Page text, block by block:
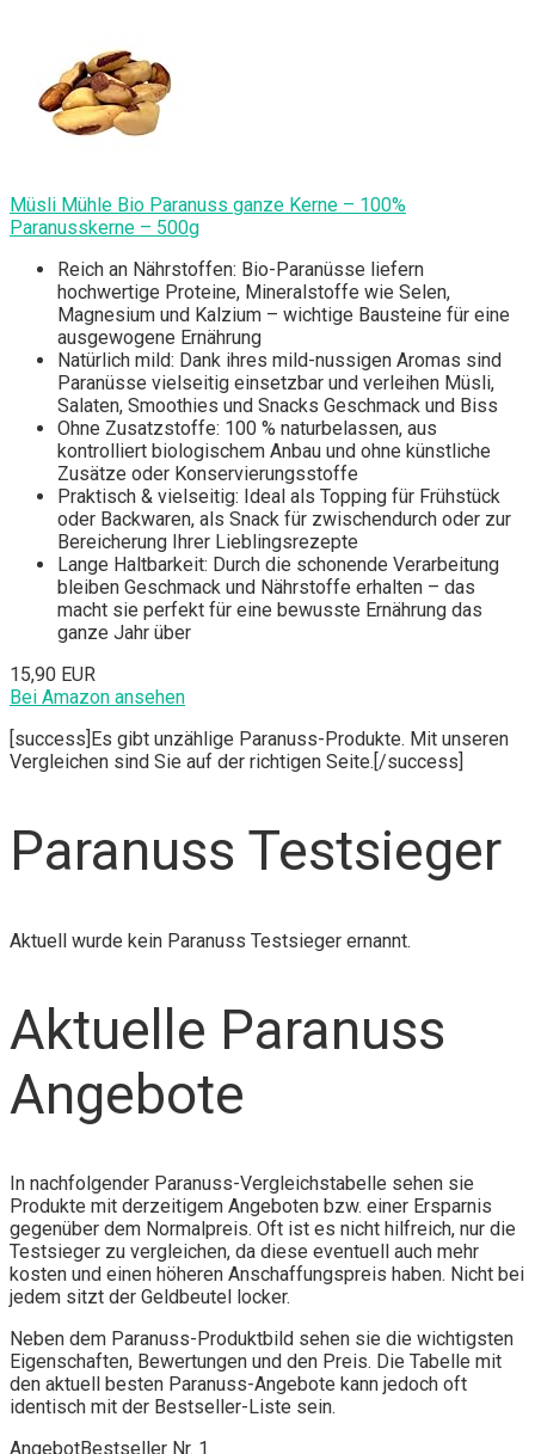
Müsli Mühle Bio Paranuss ganze Kerne – 100%
Paranusskerne – 500g
Reich an Nährstoffen: Bio-Paranüsse liefern
hochwertige Proteine, Mineralstoffe wie Selen,
Magnesium und Kalzium – wichtige Bausteine für eine
ausgewogene Ernährung
Natürlich mild: Dank ihres mild-nussigen Aromas sind
Paranüsse vielseitig einsetzbar und verleihen Müsli,
Salaten, Smoothies und Snacks Geschmack und Biss
Ohne Zusatzstoffe: 100 % naturbelassen, aus
kontrolliert biologischem Anbau und ohne künstliche
Zusätze oder Konservierungsstoffe
Praktisch & vielseitig: Ideal als Topping für Frühstück
oder Backwaren, als Snack für zwischendurch oder zur
Bereicherung Ihrer Lieblingsrezepte
Lange Haltbarkeit: Durch die schonende Verarbeitung
bleiben Geschmack und Nährstoffe erhalten – das
macht sie perfekt für eine bewusste Ernährung das
ganze Jahr über
15,90 EUR
Bei Amazon ansehen
[success]Es gibt unzählige Paranuss-Produkte. Mit unseren
Vergleichen sind Sie auf der richtigen Seite.[/success]
Paranuss Testsieger
Aktuell wurde kein Paranuss Testsieger ernannt.
Aktuelle Paranuss
Angebote
In nachfolgender Paranuss-Vergleichstabelle sehen sie
Produkte mit derzeitigem Angeboten bzw. einer Ersparnis
gegenüber dem Normalpreis. Oft ist es nicht hilfreich, nur die
Testsieger zu vergleichen, da diese eventuell auch mehr
kosten und einen höheren Anschaffungspreis haben. Nicht bei
jedem sitzt der Geldbeutel locker.
Neben dem Paranuss-Produktbild sehen sie die wichtigsten
Eigenschaften, Bewertungen und den Preis. Die Tabelle mit
den aktuell besten Paranuss-Angebote kann jedoch oft
identisch mit der Bestseller-Liste sein.
AngebotBestseller Nr. 1